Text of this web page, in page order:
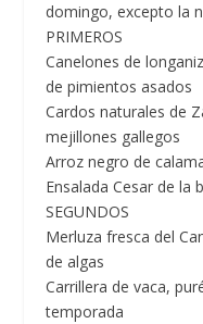
domingo, excepto la
PRIMEROS
Canelones de
de pimientos asados
Cardos naturales de
mejillones
Arroz negro de
Ensalada Cesar de la
SEGUNDOS
Merluza fresca del
de algas
Carrillera de vaca,
temporada